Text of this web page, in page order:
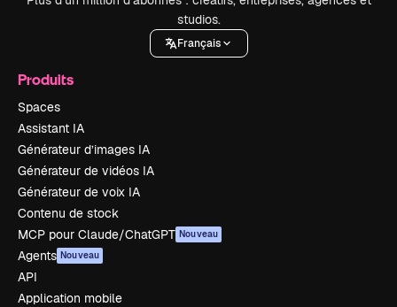
studios.
Français
Produits
Spaces
Assistant IA
Générateur d’images IA
Générateur de vidéos IA
Générateur de voix IA
Contenu de stock
MCP pour Claude/ChatGPT Nouveau
Agents Nouveau
API
Application mobile